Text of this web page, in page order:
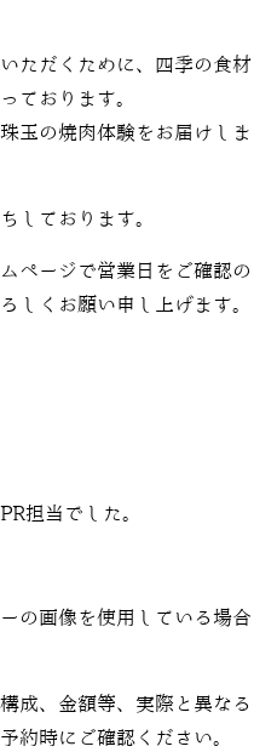
ただくために、四季の食材
ております。
玉の焼肉体験をお届けしま
しております。
ページで営業日をご確認の
しくお願い申し上げます。
担当でした。
の画像を使用している場合
成、金額等、実際と異なる
約時にご確認ください。